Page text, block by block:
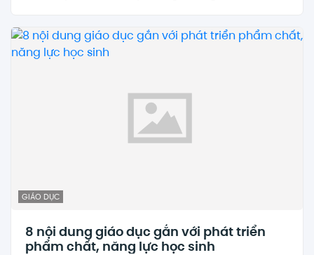
GIÁO DỤC
8 nội dung giáo dục gắn với phát triển
phẩm chất, năng lực học sinh